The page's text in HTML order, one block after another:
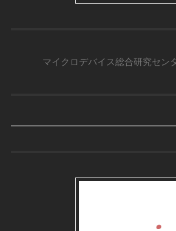
マイクロデバイス総合研究セン